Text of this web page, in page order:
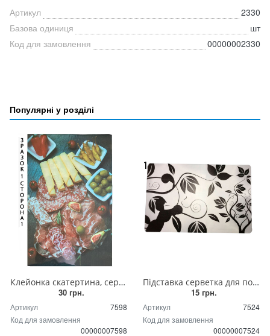
Артикул
2330
Базова одиниця
шт
Код для замовлення
00000002330
Популярні у розділі
Клейонка скатертина, серветка під гаряче на стіл двостороння (різні малюнки)
30 грн.
Артикул
7598
Код для замовлення
00000007598
Підставка серветка для посуду та приладів (силікон)
15 грн.
Артикул
7524
Код для замовлення
00000007524